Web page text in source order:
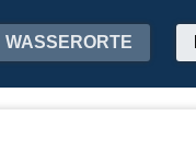
WASSERORTE